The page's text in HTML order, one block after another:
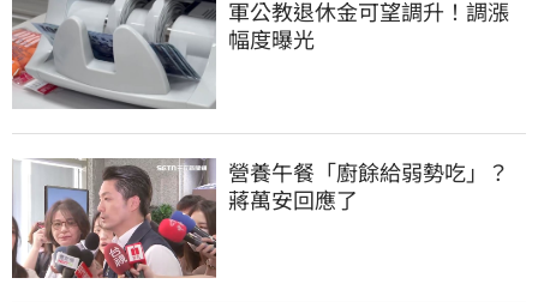
軍公教退休金可望調升！調漲
幅度曝光
營養午餐「廚餘給弱勢吃」？
蔣萬安回應了